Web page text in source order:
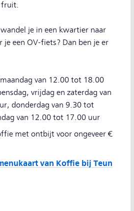
fruit.
je in een kwartier naar
je een OV-fiets? Dan ben je er
van 12.00 tot 18.00
vrijdag en zaterdag van
donderdag van 9.30 tot
van 12.00 tot 17.00 uur
met ontbijt voor ongeveer €
van Koffie bij Teun